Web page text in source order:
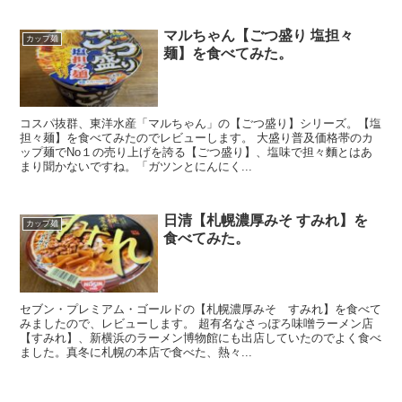
カップ麺
マルちゃん【ごつ盛り 塩担々
麺】を食べてみた。
コスパ抜群、東洋水産「マルちゃん」の【ごつ盛り】シリーズ。【塩
担々麺】を食べてみたのでレビューします。 大盛り普及価格帯のカ
ップ麺でNo１の売り上げを誇る【ごつ盛り】、塩味で担々麵とはあ
まり聞かないですね。「ガツンとにんにく...
カップ麺
日清【札幌濃厚みそ すみれ】を
食べてみた。
セブン・プレミアム・ゴールドの【札幌濃厚みそ すみれ】を食べて
みましたので、レビューします。 超有名なさっぽろ味噌ラーメン店
【すみれ】、新横浜のラーメン博物館にも出店していたのでよく食べ
ました。真冬に札幌の本店で食べた、熱々...